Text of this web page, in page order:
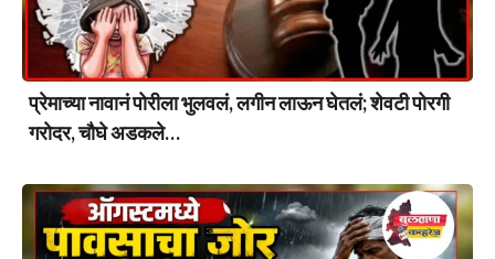
प्रेमाच्या नावानं पोरीला भुलवलं, लगीन लाऊन घेतलं; शेवटी पोरगी
गरोदर, चौघे अडकले…